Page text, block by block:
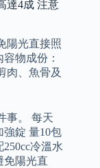
達4成 注意
陽光直接照
物成份：
肉、魚骨及
事。 每天
強錠 量10包
冷溫水
免陽光直